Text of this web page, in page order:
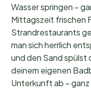
Wasser springen –
Mittagszeit frischen
Strandrestaurants
man sich herrlich
und den Sand spülst
deinem eigenen
Unterkunft ab – ganz